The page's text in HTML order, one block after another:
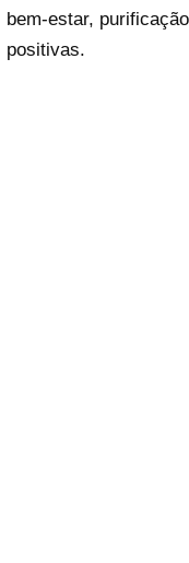
bem-estar,
positivas.